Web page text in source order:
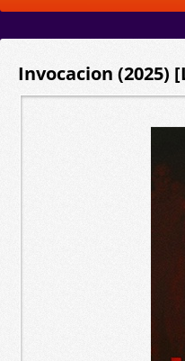
Invocacion (2025)